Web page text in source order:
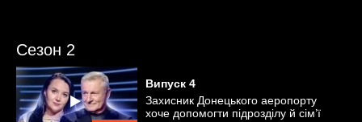
Сезон 2
Випуск 4
Захисник Донецького аеропорту
хоче допомогти підрозділу й сім’ї